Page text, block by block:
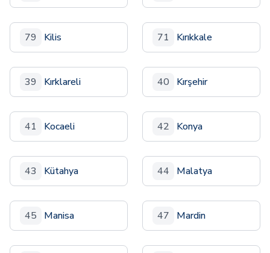
79 Kilis 71 Kırıkkale
39 Kırklareli 40 Kırşehir
41 Kocaeli 42 Konya
43 Kütahya 44 Malatya
45 Manisa 47 Mardin